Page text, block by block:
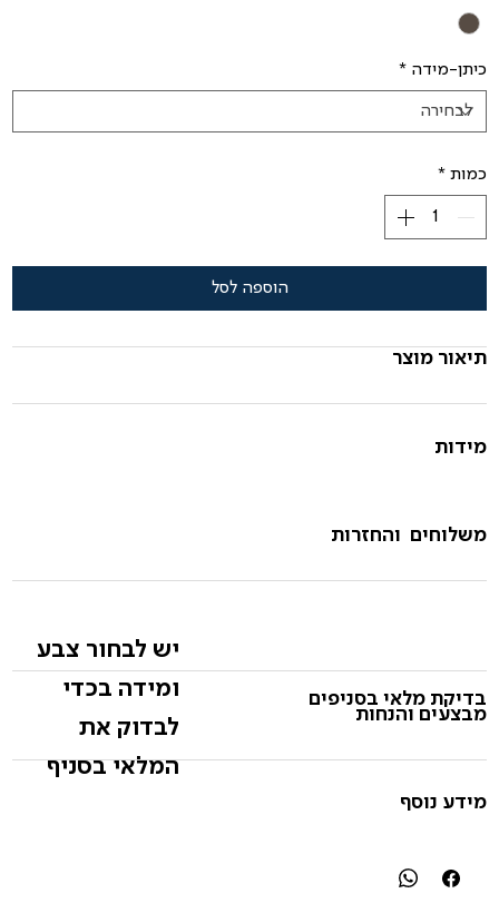
כיתן-מידה *
כמות *
הוספה לסל
תיאור מוצר
מידות
משלוחים והחזרות
יש לבחור צבע
ומידה בכדי
לבדוק את
המלאי בסניף
בדיקת מלאי בסניפים
מבצעים והנחות
מידע נוסף